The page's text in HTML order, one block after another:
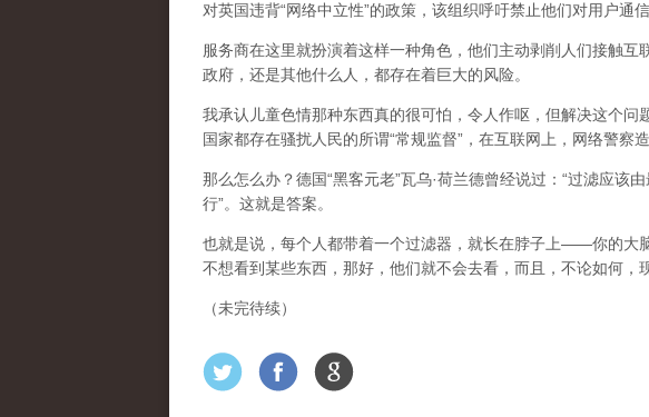
对英国违背“网络中立性”的政策，该组织呼吁禁止他们对用户通信
服务商在这里就扮演着这样一种角色，他们主动剥削人们接触互
政府，还是其他什么人，都存在着巨大的风险。
我承认儿童色情那种东西真的很可怕，令人作呕，但解决这个问
国家都存在骚扰人民的所谓“常规监督”，在互联网上，网络警察
那么怎么办？德国“黑客元老”瓦乌·荷兰德曾经说过：“过滤应该
行”。这就是答案。
也就是说，每个人都带着一个过滤器，就长在脖子上——你的大
不想看到某些东西，那好，他们就不会去看，而且，不论如何，
（未完待续）